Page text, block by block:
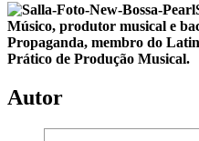
Músico, produtor musical e
Propaganda, membro do
Prático de Produção Musical.
Autor